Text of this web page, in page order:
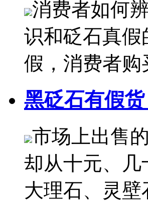
消费者如何
识和砭石真
假，消费者
黑砭石有假
市场上出售
却从十元、
大理石、灵壁